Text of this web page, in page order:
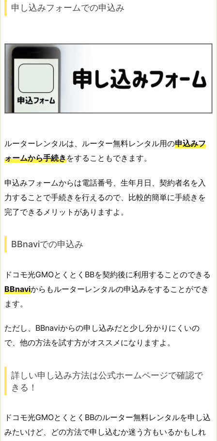
申し込みフォームでの申込み
ルーターレンタルは、ルーター無料レンタル用の申込みフ
ォームから手続きをすることもできます。
申込みフォームからは電話番号、生年月日、契約者名を入
力することで手続きを行えるので、比較的簡単に手続きを
完了できるメリットがありますよ。
BBnaviでの申込み
ドコモ光GMOとくとくBBを契約後に利用することのできる
BBnaviからもルーターレンタルの申込みをすることができ
ます。
ただし、BBnaviからの申し込みだと少し分かりにくいの
で、他の方法を試す方がオススメになりますよ。
詳しい申し込み方法は公式ホームページで確認で
きる！
ドコモ光GMOとくとくBBのルーター無料レンタルを申し込
みたいけど、どの方法で申し込むか迷う方もいるかもしれ